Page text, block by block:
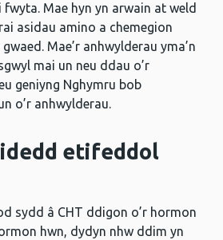
Mae hyn yn arwain at weld
asidau amino a chemegion
Mae’r anhwylderau yma’n
mai un neu ddau o’r
geniyng Nghymru bob
o’r anhwylderau.
etifeddol
sydd â CHT ddigon o’r hormon
hwn, dydyn nhw ddim yn